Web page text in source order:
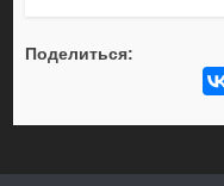
Поделиться: